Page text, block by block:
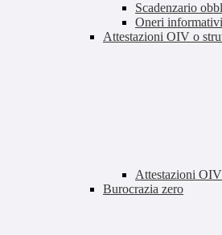
Scadenzario
Oneri
Attestazioni OIV o
Attestazioni
Burocrazia zero